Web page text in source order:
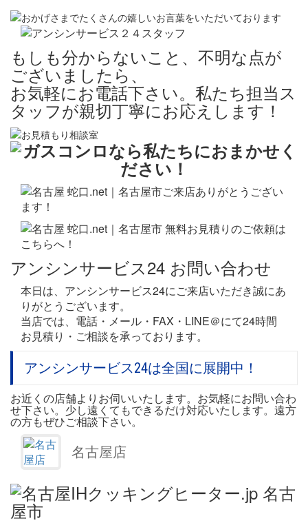
もしも分からないこと、不明な点が
ございましたら、
お気軽にお電話下さい。私たち担当ス
タッフが親切丁寧にお応えします！
アンシンサービス24 お問い合わせ
本日は、アンシンサービス24にご来店いただき誠にあ
りがとうございます。
当店では、電話・メール・FAX・LINE＠にて24時間
お見積り・ご相談を承っております。
アンシンサービス24は全国に展開中！
お近くの店舗よりお伺いいたします。お気軽にお問い合わ
せ下さい。少し遠くてもできるだけ対応いたします。遠方
の方もぜひご相談下さい。
名古屋店